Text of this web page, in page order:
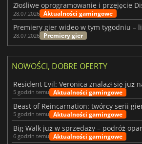
28.07.2026 Aktualności gamingowe
28.07.2026 Premiery gier
NOWOŚCI, DOBRE OFERTY
5 godzin temu Aktualności gamingowe
5 godzin temu Aktualności gamingowe
6 godzin temu Aktualności gamingowe